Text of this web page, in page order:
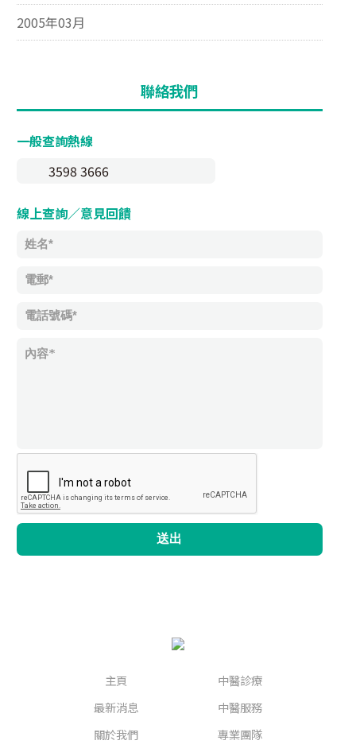
2005年03月
聯絡我們
一般查詢熱線
3598 3666
線上查詢／意見回饋
送出
主頁
最新消息
關於我們
中醫診療
中醫服務
專業團隊